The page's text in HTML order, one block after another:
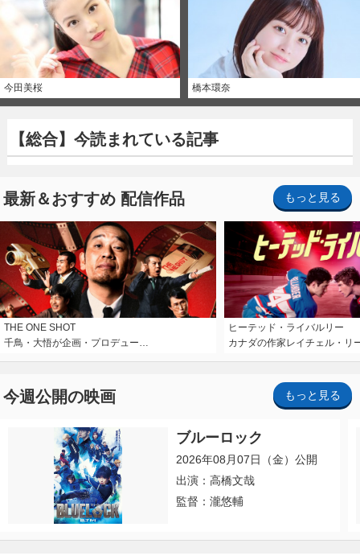
今田美桜 橋本環奈
【総合】今読まれている記事
最新＆おすすめ 配信作品 もっと見る
THE ONE SHOT
千鳥・大悟が企画・プロデュー…
ヒーテッド・ライバルリー
カナダの作家レイチェル・リ
今週公開の映画 もっと見る
ブルーロック
2026年08月07日（金）公開
出演：高橋文哉
監督：瀧悠輔